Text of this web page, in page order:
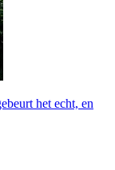
het echt, en